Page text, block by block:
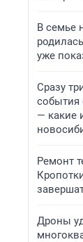
В семье
уже
Сразу
события
— какие
Ремонт
Дроны